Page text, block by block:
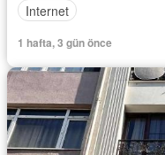
Internet
1 hafta, 3 gün önce